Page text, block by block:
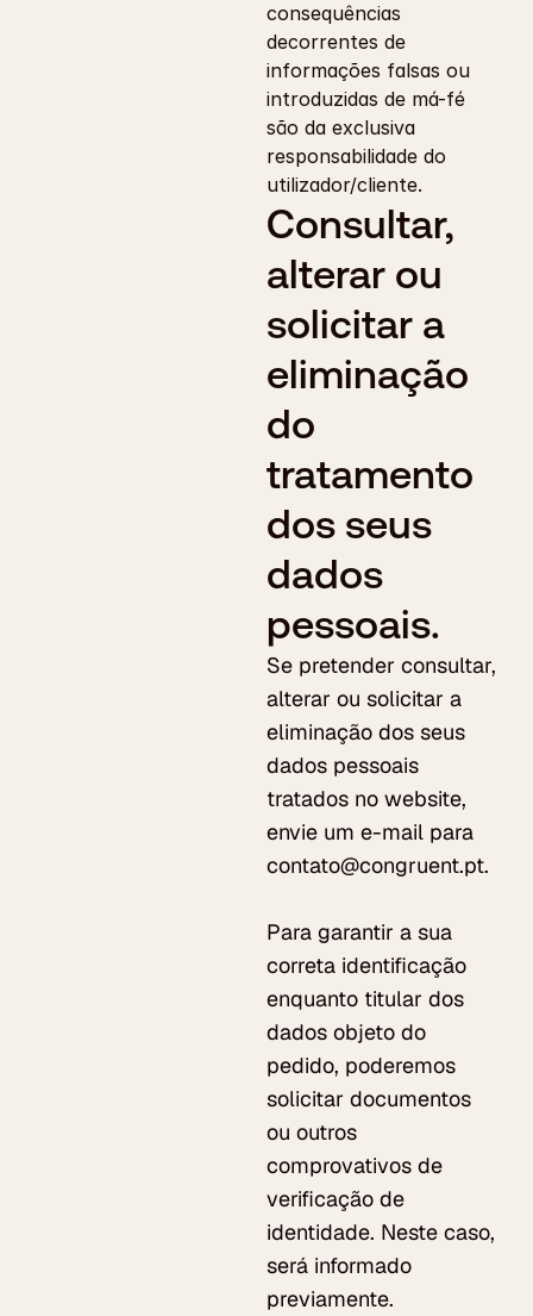
consequências
decorrentes de
informações falsas ou
introduzidas de má-fé
são da exclusiva
responsabilidade do
utilizador/cliente.
Consultar,
alterar ou
solicitar a
eliminação
do
tratamento
dos seus
dados
pessoais.
Se pretender consultar,
alterar ou solicitar a
eliminação dos seus
dados pessoais
tratados no website,
envie um e-mail para
contato@congruent.pt.
Para garantir a sua
correta identificação
enquanto titular dos
dados objeto do
pedido, poderemos
solicitar documentos
ou outros
comprovativos de
verificação de
identidade. Neste caso,
será informado
previamente.